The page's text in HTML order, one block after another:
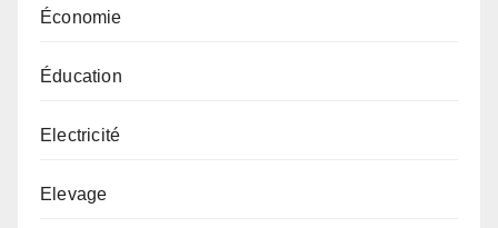
Économie
Éducation
Electricité
Elevage